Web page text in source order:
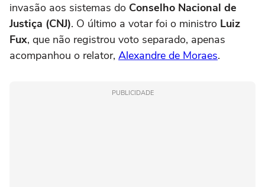
invasão aos sistemas do Conselho Nacional de
Justiça (CNJ). O último a votar foi o ministro Luiz
Fux, que não registrou voto separado, apenas
acompanhou o relator, Alexandre de Moraes.
PUBLICIDADE